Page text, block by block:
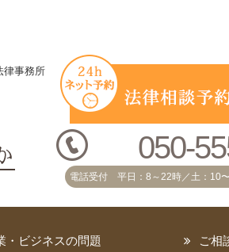
律事務所
050-
電話受付 平日：8～22時／土：10
・ビジネスの問題
ご相